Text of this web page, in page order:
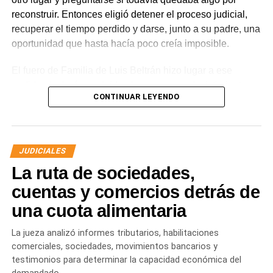
reconstruir. Entonces eligió detener el proceso judicial,
recuperar el tiempo perdido y darse, junto a su padre, una
oportunidad que hasta hacía poco creía imposible.
pedido, declaró concluido el proceso por desistimiento y
ordenó el archivo de las actuaciones. La jueza consideró
la legislación para poner fin al expediente.
El joven había promovido la acción para solicitar la
supresión de su apellido paterno. Durante la etapa inicial
del trámite se incorporó la documentación presentada, se
ordenó la publicación de edictos y se dispusieron
distintas medidas previas. En esa etapa la demanda
todavía no había sido notificada al progenitor.
Al comunicar su decisión de desistir, explicó que el
proceso terapéutico le permitió replantear el conflicto
CONTINUAR LEYENDO
JUDICIALES
La ruta de sociedades,
cuentas y comercios detrás de
una cuota alimentaria
La jueza analizó informes tributarios, habilitaciones
comerciales, sociedades, movimientos bancarios y
testimonios para determinar la capacidad económica del